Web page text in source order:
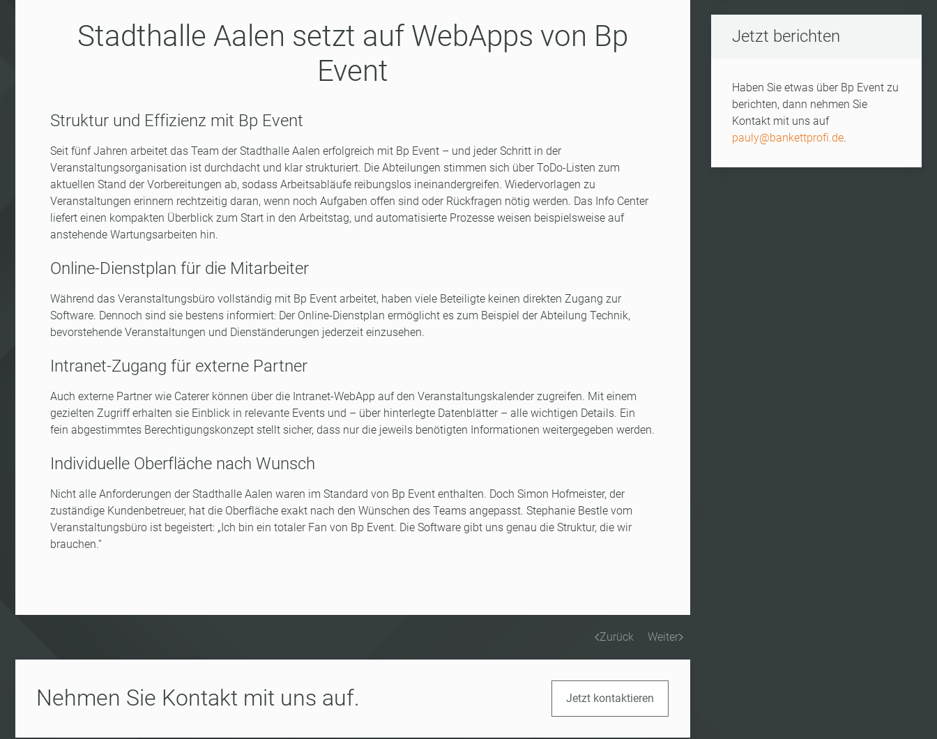
Stadthalle Aalen setzt auf WebApps von Bp
Event
Struktur und Effizienz mit Bp Event
Seit fünf Jahren arbeitet das Team der Stadthalle Aalen erfolgreich mit Bp Event – und jeder Schritt in der
Veranstaltungsorganisation ist durchdacht und klar strukturiert. Die Abteilungen stimmen sich über ToDo-Listen zum
aktuellen Stand der Vorbereitungen ab, sodass Arbeitsabläufe reibungslos ineinandergreifen. Wiedervorlagen zu
Veranstaltungen erinnern rechtzeitig daran, wenn noch Aufgaben offen sind oder Rückfragen nötig werden. Das Info Center
liefert einen kompakten Überblick zum Start in den Arbeitstag, und automatisierte Prozesse weisen beispielsweise auf
anstehende Wartungsarbeiten hin.
Online-Dienstplan für die Mitarbeiter
Während das Veranstaltungsbüro vollständig mit Bp Event arbeitet, haben viele Beteiligte keinen direkten Zugang zur
Software. Dennoch sind sie bestens informiert: Der Online-Dienstplan ermöglicht es zum Beispiel der Abteilung Technik,
bevorstehende Veranstaltungen und Dienständerungen jederzeit einzusehen.
Intranet-Zugang für externe Partner
Auch externe Partner wie Caterer können über die Intranet-WebApp auf den Veranstaltungskalender zugreifen. Mit einem
gezielten Zugriff erhalten sie Einblick in relevante Events und – über hinterlegte Datenblätter – alle wichtigen Details. Ein
fein abgestimmtes Berechtigungskonzept stellt sicher, dass nur die jeweils benötigten Informationen weitergegeben werden.
Individuelle Oberfläche nach Wunsch
Nicht alle Anforderungen der Stadthalle Aalen waren im Standard von Bp Event enthalten. Doch Simon Hofmeister, der
zuständige Kundenbetreuer, hat die Oberfläche exakt nach den Wünschen des Teams angepasst. Stephanie Bestle vom
Veranstaltungsbüro ist begeistert: „Ich bin ein totaler Fan von Bp Event. Die Software gibt uns genau die Struktur, die wir
brauchen.“
Zurück Weiter
Nehmen Sie Kontakt mit uns auf. Jetzt kontaktieren
Jetzt berichten
Haben Sie etwas über Bp Event zu
berichten, dann nehmen Sie
Kontakt mit uns auf
pauly@bankettprofi.de.